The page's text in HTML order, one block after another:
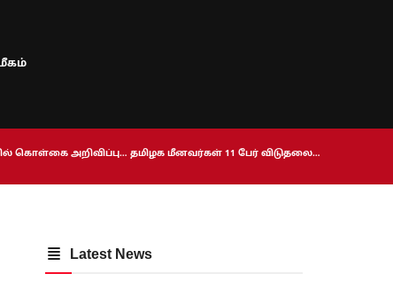
கொள்கை அறிவிப்பு… தமிழக மீனவர்கள் 11 பேர் விடுதலை…
Latest News